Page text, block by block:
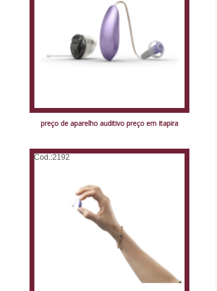
preço de aparelho auditivo preço em Itapira
Cod.:2192